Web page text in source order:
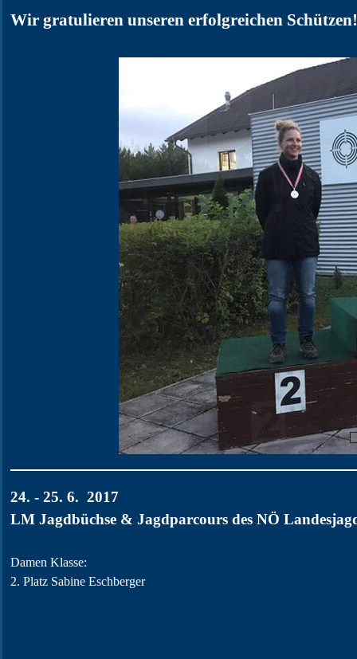
Wir gratulieren unseren erfolgreichen Schützen!
24. - 25. 6. 2017
LM Jagdbüchse & Jagdparcours des NÖ
Damen Klasse:
2. Platz Sabine Eschberger